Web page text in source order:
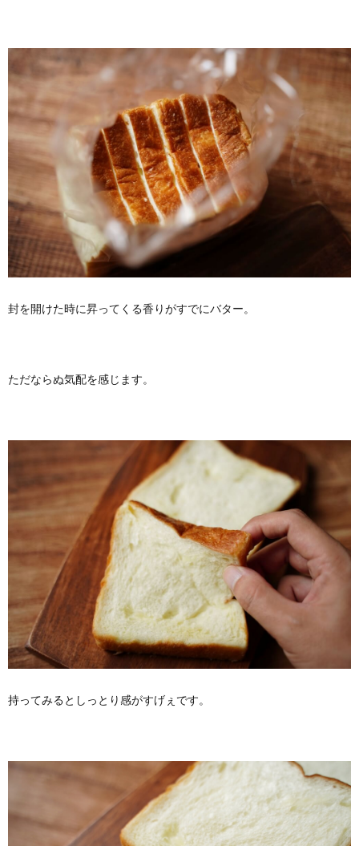
封を開けた時に昇ってくる香りがすでにバター。
ただならぬ気配を感じます。
持ってみるとしっとり感がすげぇです。